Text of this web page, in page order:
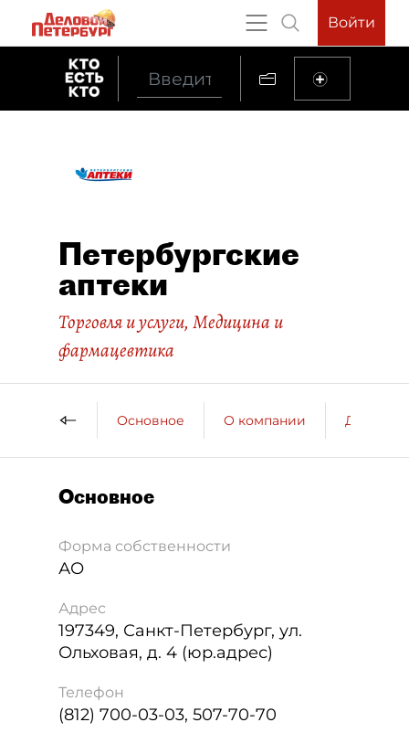
Войти
Петербургские
аптеки
Торговля и услуги, Медицина и
фармацевтика
Основное О компании ДП о
Основное
Форма собственности
АО
Адрес
197349, Санкт-Петербург, ул.
Ольховая, д. 4 (юр.адрес)
Телефон
(812) 700-03-03, 507-70-70